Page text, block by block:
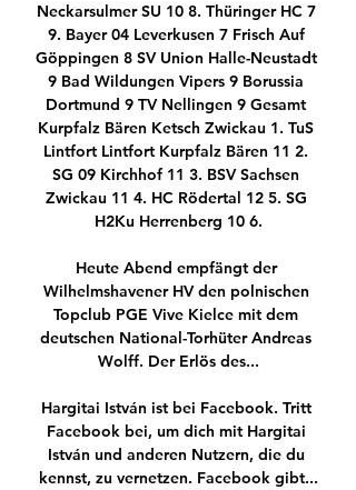
Neckarsulmer SU 10 8. Thüringer HC 7
9. Bayer 04 Leverkusen 7 Frisch Auf
Göppingen 8 SV Union Halle-Neustadt
9 Bad Wildungen Vipers 9 Borussia
Dortmund 9 TV Nellingen 9 Gesamt
Kurpfalz Bären Ketsch Zwickau 1. TuS
Lintfort Lintfort Kurpfalz Bären 11 2.
SG 09 Kirchhof 11 3. BSV Sachsen
Zwickau 11 4. HC Rödertal 12 5. SG
H2Ku Herrenberg 10 6.
Heute Abend empfängt der
Wilhelmshavener HV den polnischen
Topclub PGE Vive Kielce mit dem
deutschen National-Torhüter Andreas
Wolff. Der Erlös des...
Hargitai István ist bei Facebook. Tritt
Facebook bei, um dich mit Hargitai
István und anderen Nutzern, die du
kennst, zu vernetzen. Facebook gibt...